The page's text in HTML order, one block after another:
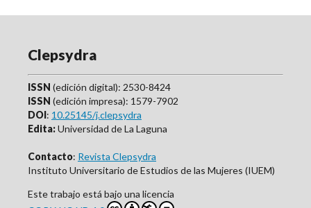
Clepsydra
ISSN (edición digital): 2530-8424
ISSN (edición impresa): 1579-7902
DOI: 10.25145/j.clepsydra
Edita:Universidad de La Laguna
Contacto: Revista Clepsydra
Instituto Universitario de Estudios de las Mujeres (IUEM)
Este trabajo está bajo una licencia